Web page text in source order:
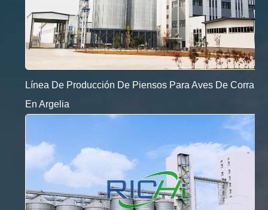
Línea De Producción De Piensos Para Aves De Corral
En Argelia